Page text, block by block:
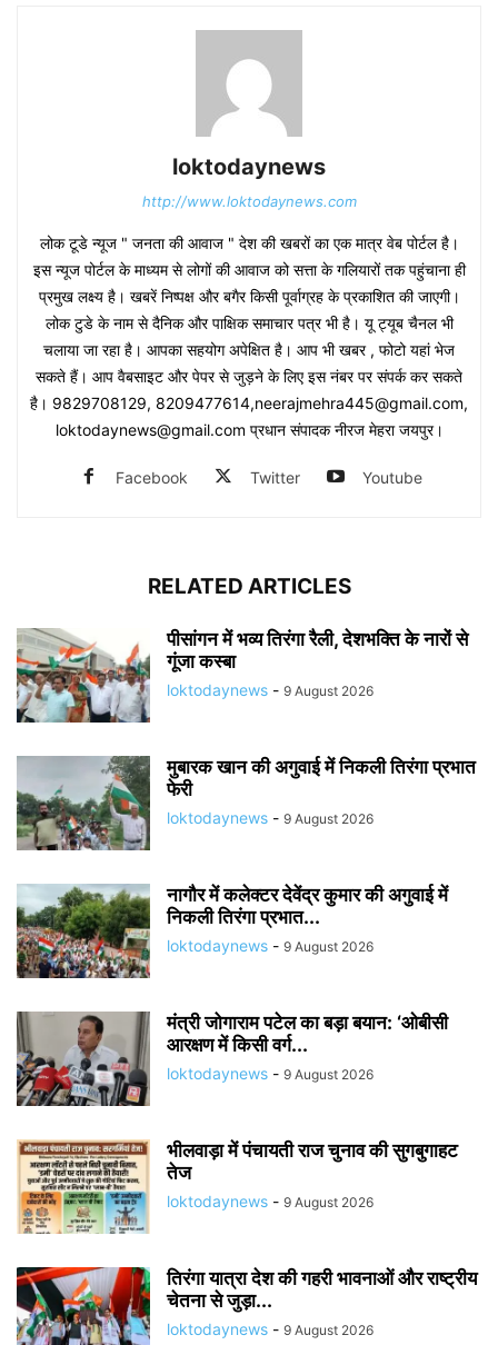
loktodaynews
http://www.loktodaynews.com
लोक टूडे न्यूज " जनता की आवाज " देश की खबरों का एक मात्र वेब पोर्टल है।
इस न्यूज पोर्टल के माध्यम से लोगों की आवाज को सत्ता के गलियारों तक पहुंचाना ही
प्रमुख लक्ष्य है। खबरें निष्पक्ष और बगैर किसी पूर्वाग्रह के प्रकाशित की जाएगी।
लोक टुडे के नाम से दैनिक और पाक्षिक समाचार पत्र भी है। यू ट्यूब चैनल भी
चलाया जा रहा है। आपका सहयोग अपेक्षित है। आप भी खबर , फोटो यहां भेज
सकते हैं। आप वैबसाइट और पेपर से जुड़ने के लिए इस नंबर पर संपर्क कर सकते
है। 9829708129, 8209477614,neerajmehra445@gmail.com,
loktodaynews@gmail.com प्रधान संपादक नीरज मेहरा जयपुर।
Facebook Twitter Youtube
RELATED ARTICLES
पीसांगन में भव्य तिरंगा रैली, देशभक्ति के नारों से
गूंजा कस्बा
loktodaynews - 9 August 2026
मुबारक खान की अगुवाई में निकली तिरंगा प्रभात
फेरी
loktodaynews - 9 August 2026
नागौर में कलेक्टर देवेंद्र कुमार की अगुवाई में
निकली तिरंगा प्रभात...
loktodaynews - 9 August 2026
मंत्री जोगाराम पटेल का बड़ा बयान: ‘ओबीसी
आरक्षण में किसी वर्ग...
loktodaynews - 9 August 2026
भीलवाड़ा में पंचायती राज चुनाव की सुगबुगाहट
तेज
loktodaynews - 9 August 2026
तिरंगा यात्रा देश की गहरी भावनाओं और राष्ट्रीय
चेतना से जुड़ा...
loktodaynews - 9 August 2026